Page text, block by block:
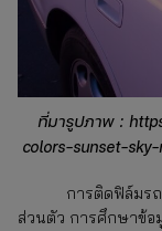
ที่มารูปภาพ :
colors-sunset-
การติดฟิล์มรถยน
ส่วนตัว การศึกษาข้อ